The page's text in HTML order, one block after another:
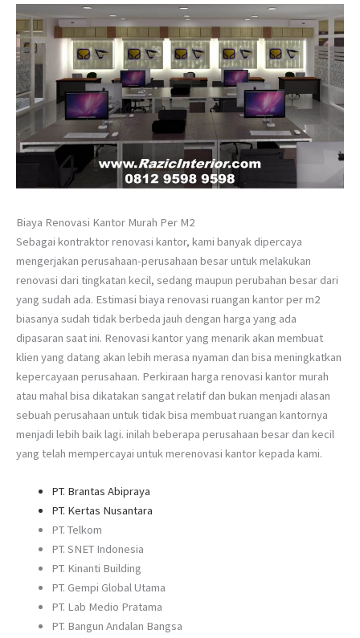
Biaya Renovasi Kantor Murah Per M2
Sebagai kontraktor renovasi kantor, kami banyak dipercaya
mengerjakan perusahaan-perusahaan besar untuk melakukan
renovasi dari tingkatan kecil, sedang maupun perubahan besar dari
yang sudah ada. Estimasi biaya renovasi ruangan kantor per m2
biasanya sudah tidak berbeda jauh dengan harga yang ada
dipasaran saat ini. Renovasi kantor yang menarik akan membuat
klien yang datang akan lebih merasa nyaman dan bisa meningkatkan
kepercayaan perusahaan. Perkiraan harga renovasi kantor murah
atau mahal bisa dikatakan sangat relatif dan bukan menjadi alasan
sebuah perusahaan untuk tidak bisa membuat ruangan kantornya
menjadi lebih baik lagi. inilah beberapa perusahaan besar dan kecil
yang telah mempercayai untuk merenovasi kantor kepada kami.
PT. Brantas Abipraya
PT. Kertas Nusantara
PT. Telkom
PT. SNET Indonesia
PT. Kinanti Building
PT. Gempi Global Utama
PT. Lab Medio Pratama
PT. Bangun Andalan Bangsa